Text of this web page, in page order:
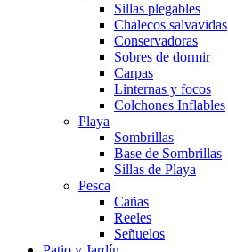
Sillas plegables
Chalecos salvavidas
Conservadoras
Sobres de dormir
Carpas
Linternas y focos
Colchones Inflables
Playa
Sombrillas
Base de Sombrillas
Sillas de Playa
Pesca
Cañas
Reeles
Señuelos